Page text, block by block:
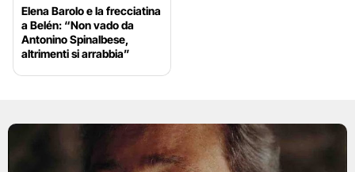
Elena Barolo e la frecciatina
a Belén: “Non vado da
Antonino Spinalbese,
altrimenti si arrabbia”